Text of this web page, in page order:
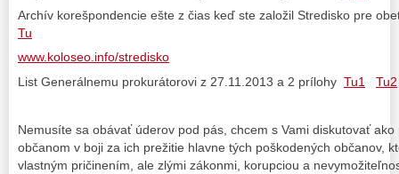
Archív korešpondencie ešte z čias keď ste založil Stredisko pre
Tu
www.koloseo.info/stredisko
List Generálnemu prokurátorovi z 27.11.2013 a 2 prílohy Tu1 Tu2
Nemusíte sa obávať úderov pod pás, chcem s Vami diskutovať
občanom v boji za ich prežitie hlavne tých poškodených občanov,
vlastným pričinením, ale zlými zákonmi, korupciou a